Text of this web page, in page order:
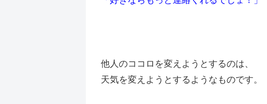
他人のココロを変えようとするのは、
天気を変えようとするようなものです。